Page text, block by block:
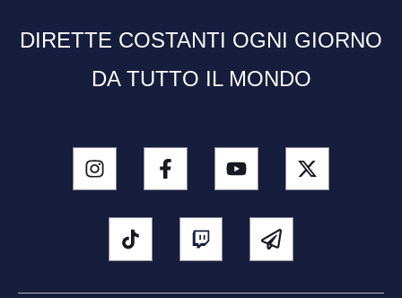
DIRETTE COSTANTI OGNI GIORNO
DA TUTTO IL MONDO